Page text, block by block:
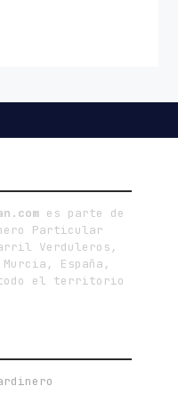
es parte de
Particular
Verduleros,
España,
todo el territorio